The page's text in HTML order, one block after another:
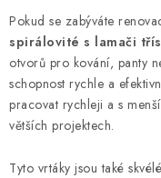
p
i
s
u
Pokud se zabýváte
spirálovité s lamači
otvorů pro kování, panty
schopnost rychle a
pracovat rychleji a s
větších projektech.
Tyto vrtáky jsou také